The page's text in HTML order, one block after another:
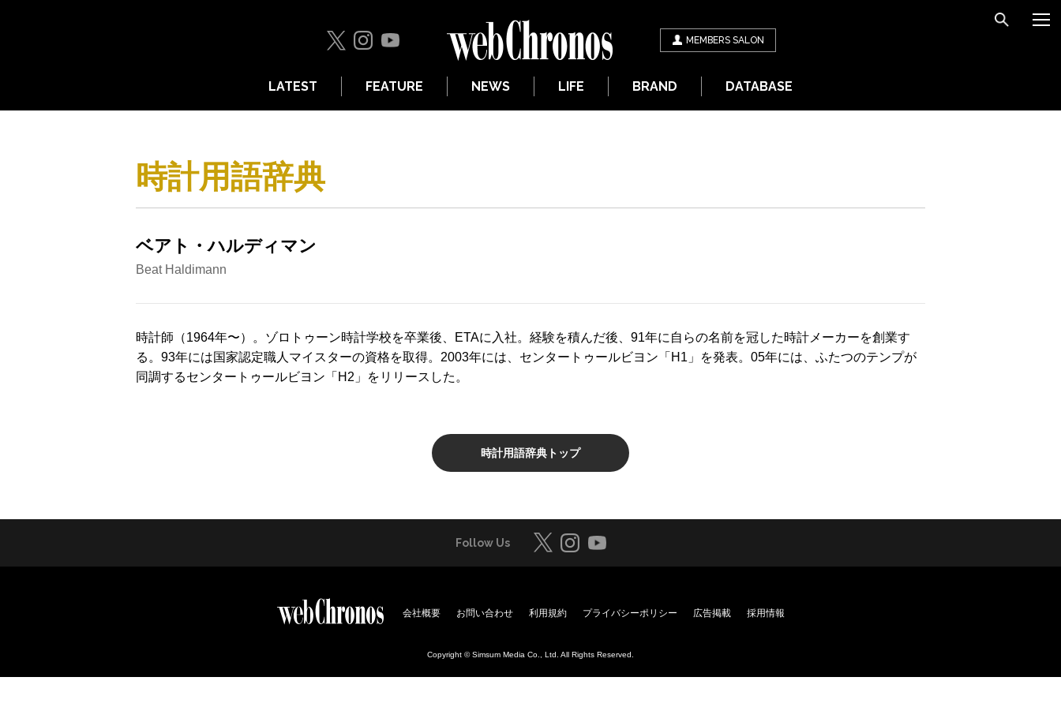
MEMBERS SALON
LATEST FEATURE NEWS LIFE BRAND DATABASE
時計用語辞典
ベアト・ハルディマン
Beat Haldimann
時計師（1964年〜）。ゾロトゥーン時計学校を卒業後、ETAに入社。経験を積んだ後、91年に自らの名前を冠した時計メーカーを創業す
る。93年には国家認定職人マイスターの資格を取得。2003年には、センタートゥールビヨン「H1」を発表。05年には、ふたつのテンプが
同調するセンタートゥールビヨン「H2」をリリースした。
時計用語辞典トップ
Follow Us
会社概要 お問い合わせ 利用規約 プライバシーポリシー 広告掲載 採用情報
Copyright © Simsum Media Co., Ltd. All Rights Reserved.